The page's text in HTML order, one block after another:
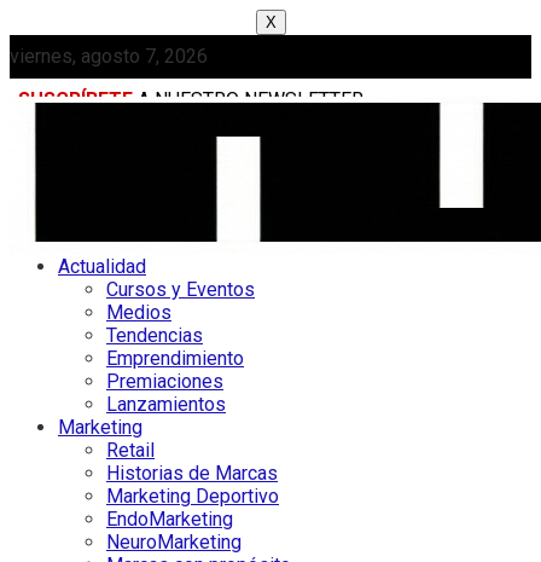
X
viernes, agosto 7, 2026
SUSCRÍBETE A NUESTRO NEWSLETTER
Actualidad
Cursos y Eventos
Medios
Tendencias
Emprendimiento
Premiaciones
Lanzamientos
Marketing
Retail
Historias de Marcas
Marketing Deportivo
EndoMarketing
NeuroMarketing